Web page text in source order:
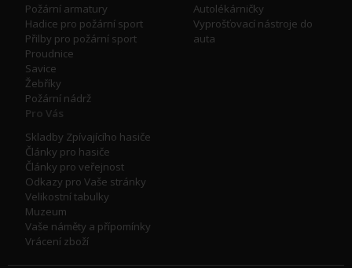
Požární armatury
Hadice pro požární sport
Přilby pro požární sport
Proudnice
Savice
Žebříky
Požární nádrž
Autolékárničky
Vyprošťovací nástroje do
auta
Pro Vás
Skladby Zpívajícího hasiče
Články pro hasiče
Články pro veřejnost
Odkazy pro Vaše stránky
Velikostní tabulky
Muzeum
Vaše náměty a přípomínky
Vrácení zboží